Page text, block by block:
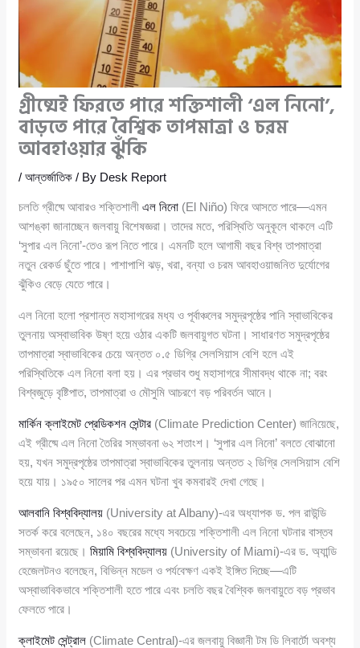
গ্রীষ্মেই ফিরতে পারে শক্তিশালী ‘এল নিনো’,
বাড়তে পারে বৈশ্বিক তাপমাত্রা ও চরম
আবহাওয়ার ঝুঁকি
/আন্তর্জাতিক / By Desk Report
চলতি গ্রীষ্মে আবারও শক্তিশালীএল নিনো (El Niño) ফিরে আসতে পারে—এমন
আশঙ্কা জানাচ্ছেন জলবায়ু বিশেষজ্ঞরা। তাদের মতে, পরিস্থিতি অনুকূলে থাকলে এটি
‘সুপার এল নিনো’-তেও রূপ নিতে পারে। এমনটি হলে আগামী বছর বিশ্ব তাপমাত্রা
নতুন রেকর্ড ছুঁতে পারে। পাশাপাশি ঝড়, খরা, বন্যা ও চরম আবহাওয়াজনিত দুর্যোগের
ঝুঁকিও বেড়ে যেতে পারে।
এল নিনো হলো প্রশান্ত মহাসাগরের মধ্য ও পূর্বাঞ্চলের সমুদ্রপৃষ্ঠের পানি স্বাভাবিকের
তুলনায় অস্বাভাবিক উষ্ণ হয়ে ওঠার একটি জলবায়ুগত ঘটনা। সাধারণত সমুদ্রপৃষ্ঠের
তাপমাত্রা স্বাভাবিকের চেয়ে অন্তত ০.৫ ডিগ্রি সেলসিয়াস বেশি হলে এই
পরিস্থিতিকে এল নিনো বলা হয়। এর প্রভাব শুধু মহাসাগরে সীমাবদ্ধ থাকে না; বরং
বিশ্বজুড়ে বৃষ্টিপাত, তাপমাত্রা ও মৌসুমি আচরণে বড় পরিবর্তন আনে।
মার্কিন ক্লাইমেট প্রেডিকশন সেন্টার (Climate Prediction Center) জানিয়েছে,
এই গ্রীষ্মে এল নিনো তৈরির সম্ভাবনা ৬২ শতাংশ। ‘সুপার এল নিনো’ বলতে বোঝানো
হয়, যখন সমুদ্রপৃষ্ঠের তাপমাত্রা স্বাভাবিকের তুলনায় অন্তত ২ ডিগ্রি সেলসিয়াস বেশি
হয়ে যায়। ১৯৫০ সালের পর এমন ঘটনা খুব কমবারই দেখা গেছে।
আলবানি বিশ্ববিদ্যালয় (University at Albany)-এর অধ্যাপক ড. পল রাউন্ডি
সতর্ক করে বলেছেন, ১৪০ বছরের মধ্যে সবচেয়ে শক্তিশালী এল নিনো ঘটনার বাস্তব
সম্ভাবনা রয়েছে।মিয়ামি বিশ্ববিদ্যালয় (University of Miami)-এর ড. অ্যান্ডি
হেজেলটনও বলেছেন, বিভিন্ন মডেল ও পর্যবেক্ষণ একই ইঙ্গিত দিচ্ছে—এটি
অস্বাভাবিকভাবে শক্তিশালী হতে পারে এবং চলতি বছর বৈশ্বিক জলবায়ুতে বড় প্রভাব
ফেলতে পারে।
ক্লাইমেট সেন্ট্রাল (Climate Central)-এর জলবায়ু বিজ্ঞানী টম ডি লিবার্টো অবশ্য